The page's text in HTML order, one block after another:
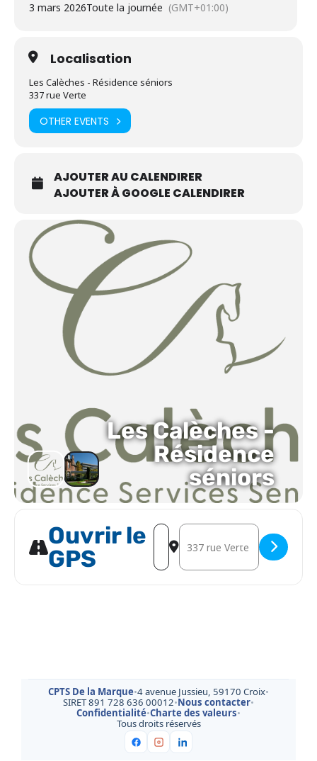
3 mars 2026Toute la journée (GMT+01:00)
Localisation
Les Calèches - Résidence séniors
337 rue Verte
OTHER EVENTS
AJOUTER AU CALENDIRER
AJOUTER À GOOGLE CALENDIRER
Les Calèches -
Résidence
séniors
Ouvrir le
GPS
Address - Formation à l'ETP -
Destination Address -
CPTS De la Marque•4 avenue Jussieu, 59170 Croix•
SIRET 891 728 636 00012•Nous contacter•
Confidentialité•Charte des valeurs•
Tous droits réservés